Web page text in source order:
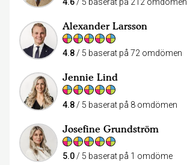
Alexander Larsson
4.8/ 5 baserat på 72 omdömen
Jennie Lind
4.8 / 5 baserat på 8 omdömen
Josefine Grundström
5.0 / 5 baserat på 1 omdöme